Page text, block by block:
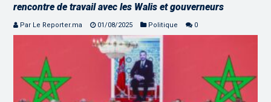
rencontre de travail avec les Walis et gouverneurs
Par Le Reporter.ma 01/08/2025 Politique 0